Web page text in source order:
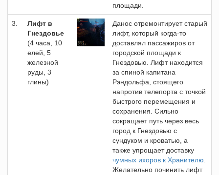
площади.
3.
Лифт в
Гнездовье
(4 часа, 10
елей, 5
железной
руды, 3
глины)
Данос отремонтирует старый
лифт, который когда-то
доставлял пассажиров от
городской площади к
Гнездовью. Лифт находится
за спиной капитана
Рэндольфа, стоящего
напротив телепорта с точкой
быстрого перемещения и
сохранения. Сильно
сокращает путь через весь
город к Гнездовью с
сундуком и кроватью, а
также упрощает доставку
чумных ихоров к Хранителю
Желательно починить лифт